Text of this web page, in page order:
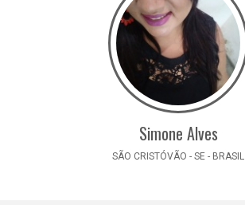
Simone Alves
SÃO CRISTÓVÃO - SE - BRASIL